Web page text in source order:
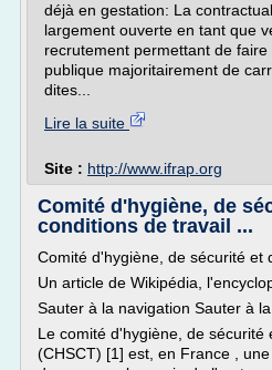
déjà en gestation: La
largement ouverte en tant que
recrutement permettant de
publique majoritairement de
dites...
Lire la suite
Site : http://www.ifrap.org
Comité d'hygiène, de
conditions de travail ...
Comité d'hygiène, de sécurité et
Un article de Wikipédia,
Sauter à la navigation Sauter à
Le comité d'hygiène, de sécurité
(CHSCT) [1] est, en France ,